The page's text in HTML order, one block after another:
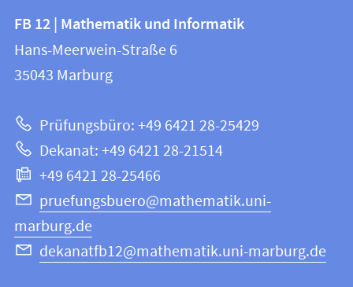
Kontakt
und
Informationen
Website
FB
12
|
und
Informatik
FB 12 | Mathematik und Informatik
Hans-Meerwein-Straße 6
35043 Marburg
Prüfungsbüro: +49 6421 28-25429
Dekanat: +49 6421 28-21514
+49 6421 28-25466
pruefungsbuero@mathematik.uni-
marburg.de
dekanatfb12@mathematik.uni-marburg.de